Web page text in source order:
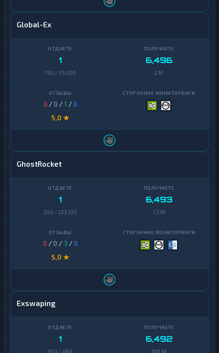
Global-Ex
1
790 / 39 000
6,496
2 M
0 / 0 /1 /0
5,0 ★
GhostRocket
1
200 / 223 525
6,493
1,5 M
0 / 0 / 3 /0
5,0 ★
Exswaping
1
61,4 / 460
6,492
100 M